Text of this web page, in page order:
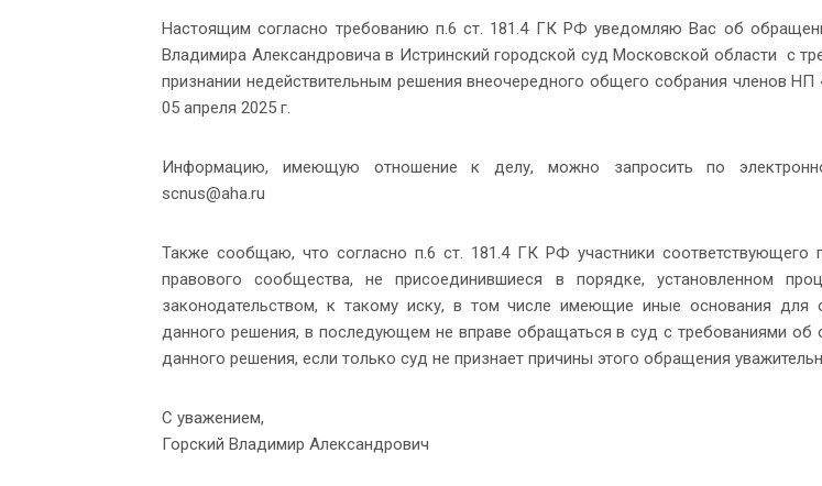
Настоящим согласно требованию п.6 ст. 181.4 ГК РФ уведомляю Вас об
Владимира Александровича в Истринский городской суд Московской области с
признании недействительным решения внеочередного общего собрания членов НП
05 апреля 2025 г.
Информацию, имеющую отношение к делу, можно запросить по
scnus@aha.ru
Также сообщаю, что согласно п.6 ст. 181.4 ГК РФ участники соответствующего
правового сообщества, не присоединившиеся в порядке, установленном
законодательством, к такому иску, в том числе имеющие иные основания для
данного решения, в последующем не вправе обращаться в суд с требованиями об
данного решения, если только суд не признает причины этого обращения
С уважением,
Горский Владимир Александрович